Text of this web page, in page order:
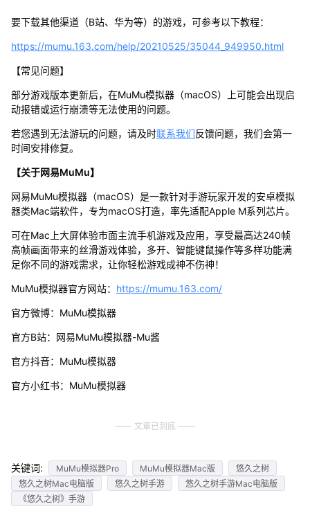
要下载其他渠道（B站、华为等）的游戏，可参考以下教程：
https://mumu.163.com/help/20210525/35044_949950.html
【常见问题】
部分游戏版本更新后，在MuMu模拟器（macOS）上可能会出现启
动报错或运行崩溃等无法使用的问题。
若您遇到无法游玩的问题，请及时联系我们反馈问题，我们会第一
时间安排修复。
【关于网易MuMu】
网易MuMu模拟器（macOS）是一款针对手游玩家开发的安卓模拟
器类Mac端软件，专为macOS打造，率先适配Apple M系列芯片。
可在Mac上大屏体验市面主流手机游戏及应用，享受最高达240帧
高帧画面带来的丝滑游戏体验，多开、智能键鼠操作等多样功能满
足你不同的游戏需求，让你轻松游戏成神不伤神！
MuMu模拟器官方网站： https://mumu.163.com/
官方微博：MuMu模拟器
官方B站：网易MuMu模拟器-Mu酱
官方抖音：MuMu模拟器
官方小红书：MuMu模拟器
文章已到底
关键词: MuMu模拟器Pro MuMu模拟器Mac版
悠久之树
悠久之树Mac电脑版
悠久之树手游
悠久之树手游Mac电脑版
《悠久之树》手游